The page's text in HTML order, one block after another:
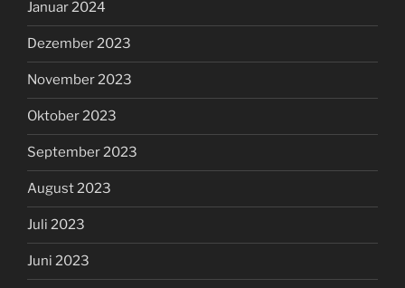
Januar 2024
Dezember 2023
November 2023
Oktober 2023
September 2023
August 2023
Juli 2023
Juni 2023